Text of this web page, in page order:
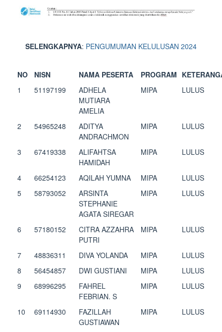
SELENGKAPNYA: PENGUMUMAN KELULUSAN 2024
NO NISN NAMA PESERTA PROGRAM
1
51197199
ADHELA
MUTIARA
AMELIA
MIPA LULUS
2 54965248
ADITYA
ANDRACHMON
MIPA LULUS
3 67419338
ALIFAHTSA
HAMIDAH
MIPA LULUS
4 66254123 AQILAH YUMNA MIPA
LULUS
5
58793052
ARSINTA
STEPHANIE
AGATA SIREGAR
MIPA LULUS
6 57180152
CITRA AZZAHRA
PUTRI
MIPA LULUS
7 48836311 DIVA YOLANDA MIPA
LULUS
8
56454857 DWI GUSTIANI MIPA
LULUS
9
68996295
FAHREL
FEBRIAN. S
MIPA LULUS
10 69114930
FAZILLAH
GUSTIAWAN
MIPA LULUS